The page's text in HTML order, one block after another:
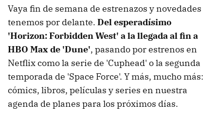
Vaya fin de semana de estrenazos y novedades
tenemos por delante. Del esperadísimo
'Horizon: Forbidden West' a la llegada al fin a
HBO Max de 'Dune', pasando por estrenos en
Netflix como la serie de 'Cuphead' o la segunda
temporada de 'Space Force'. Y más, mucho más:
cómics, libros, películas y series en nuestra
agenda de planes para los próximos días.